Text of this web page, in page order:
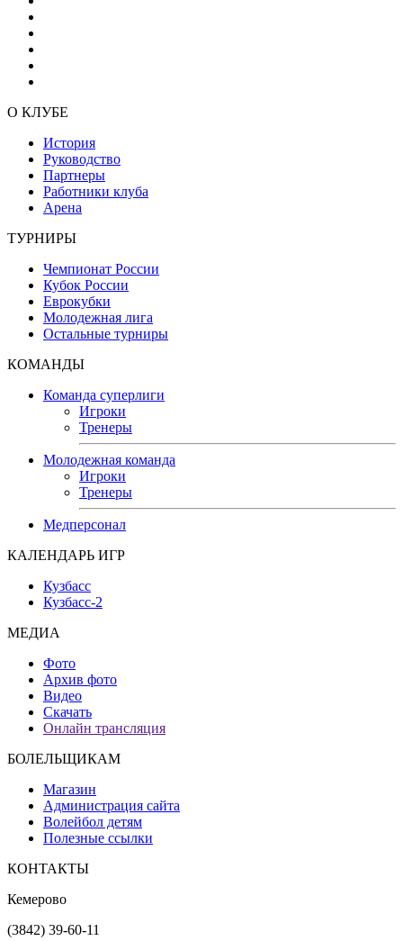
О КЛУБЕ
История
Руководство
Партнеры
Работники клуба
Арена
ТУРНИРЫ
Чемпионат России
Кубок России
Еврокубки
Молодежная лига
Остальные турниры
КОМАНДЫ
Команда суперлиги
Игроки
Тренеры
Молодежная команда
Игроки
Тренеры
Медперсонал
КАЛЕНДАРЬ ИГР
Кузбасс
Кузбасс-2
МЕДИА
Фото
Архив фото
Видео
Скачать
Онлайн трансляция
БОЛЕЛЬЩИКАМ
Магазин
Администрация сайта
Волейбол детям
Полезные ссылки
КОНТАКТЫ
Кемерово
(3842) 39-60-11